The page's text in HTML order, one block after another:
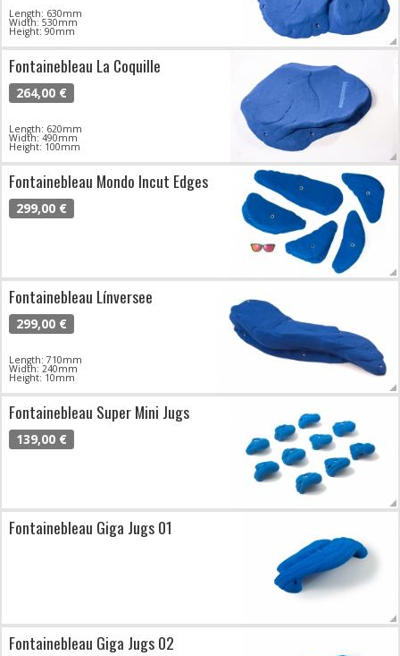
Length: 630mm
Width: 530mm
Height: 90mm
Fontainebleau La Coquille
264,00 €
Length: 620mm
Width: 490mm
Height: 100mm
Fontainebleau Mondo Incut Edges
299,00 €
Fontainebleau Línversee
299,00 €
Length: 710mm
Width: 240mm
Height: 10mm
Fontainebleau Super Mini Jugs
139,00 €
Fontainebleau Giga Jugs 01
Fontainebleau Giga Jugs 02